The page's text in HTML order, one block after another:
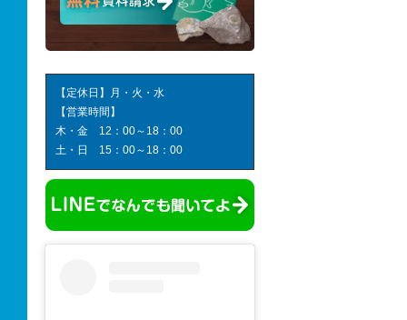
【定休日】月・火・水
【営業時間】
木・金 12：00～18：00
土・日 15：00～18：00